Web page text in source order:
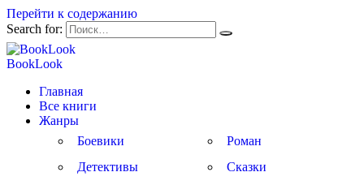
Перейти к содержанию
Search for:
BookLook
Главная
Все книги
Жанры
Боевики
Детективы
Роман
Сказки